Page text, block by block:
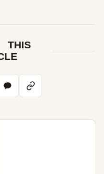
THIS